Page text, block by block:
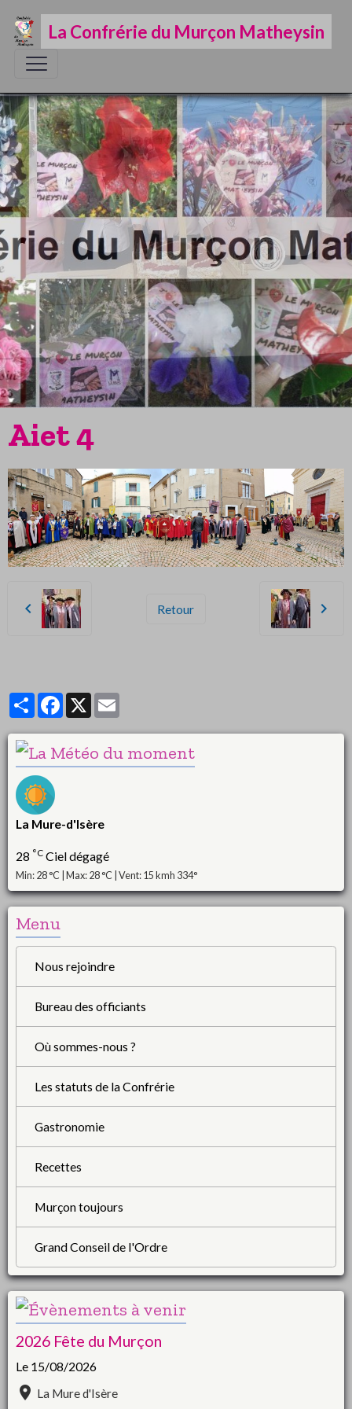
La Confrérie du Murçon Matheysin
Aiet 4
Retour
PartagerFacebook
X
La Mure-d'Isère
28 °C Ciel dégagé
Min: 28 °C | Max: 28 °C | Vent: 15 kmh 334°
Menu
Nous rejoindre
Bureau des officiants
Où sommes-nous ?
Les statuts de la Confrérie
Gastronomie
Recettes
Murçon toujours
Grand Conseil de l'Ordre
2026 Fête du Murçon
Le 15/08/2026
La Mure d'Isère